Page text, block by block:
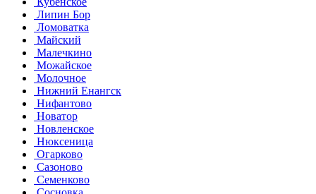
Липин Бор
Ломоватка
Майский
Малечкино
Можайское
Молочное
Нижний Енангск
Нифантово
Новатор
Новленское
Нюксеница
Огарково
Сазоново
Семенково